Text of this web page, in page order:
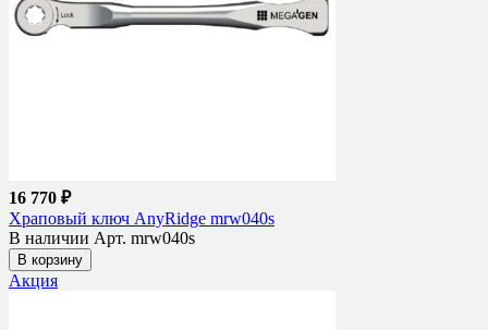
16 770 ₽
Храповый ключ AnyRidge mrw040s
В наличии Арт. mrw040s
В корзину
Акция